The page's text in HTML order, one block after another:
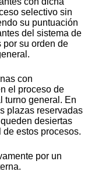
selectivo sin
su puntuación
del sistema de
por su orden de
con
el proceso de
turno general. En
plazas reservadas
desiertas
estos procesos.
por un